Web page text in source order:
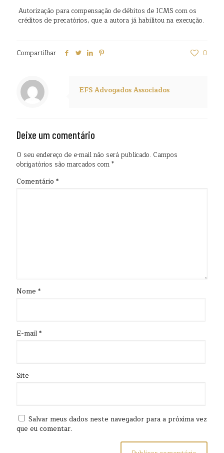
Autorização para compensação de débitos de ICMS com os
créditos de precatórios, que a autora já habilitou na execução.
Compartilhar 0
EFS Advogados Associados
Deixe um comentário
O seu endereço de e-mail não será publicado. Campos
obrigatórios são marcados com*
Comentário *
Nome *
E-mail*
Site
Salvar meus dados neste navegador para a próxima vez
que eu comentar.